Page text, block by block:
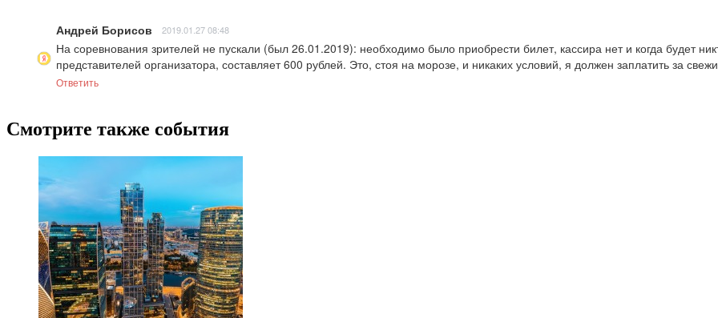
Андрей Борисов 2019.01.27 08:48
На соревнования зрителей не пускали (был 26.01.2019): необходимо было приобрести билет, кассира нет и когда будет
представителей организатора, составляет 600 рублей. Это, стоя на морозе, и никаких условий, я должен заплатить за
Ответить
Смотрите также события